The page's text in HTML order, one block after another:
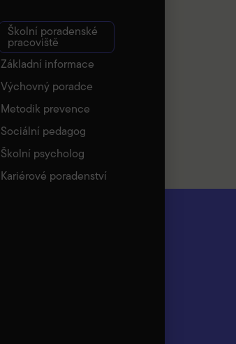
Školní poradenské
pracoviště
Základní informace
Výchovný poradce
Metodik prevence
Sociální pedagog
Školní psycholog
Kariérové poradenství